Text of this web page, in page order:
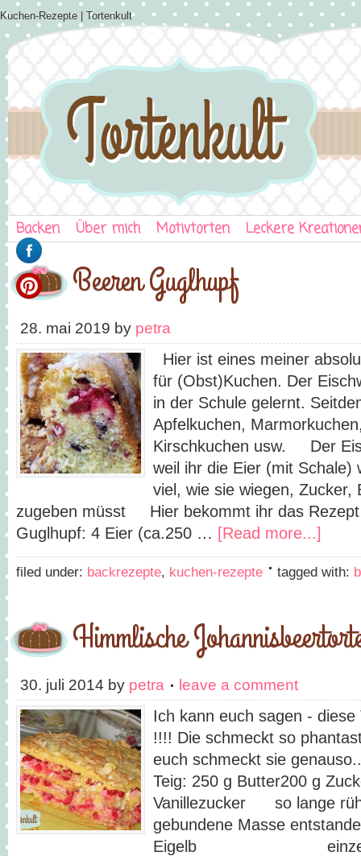
Kuchen-Rezepte | Tortenkult
Backen Über mich Motivtorten Leckere
Beeren Guglhupf
28. mai 2019 by petra
Hier ist eines meiner
für (Obst)Kuchen. Der
in der Schule gelernt.
Apfelkuchen,
Kirschkuchen usw. Der
weil ihr die Eier (mit Schale)
viel, wie sie wiegen, Zucker,
zugeben müsst Hier bekommt ihr das Rezept
Guglhupf: 4 Eier (ca.250 … [Read more...]
filed under: backrezepte, kuchen-rezepte tagged with:
Himmlische
30. juli 2014 by petra leave a comment
Ich kann euch sagen - diese
!!!! Die schmeckt so
euch schmeckt sie
Teig: 250 g Butter200 g
Vanillezucker so lange
gebundene Masse
Eigelb einzeln